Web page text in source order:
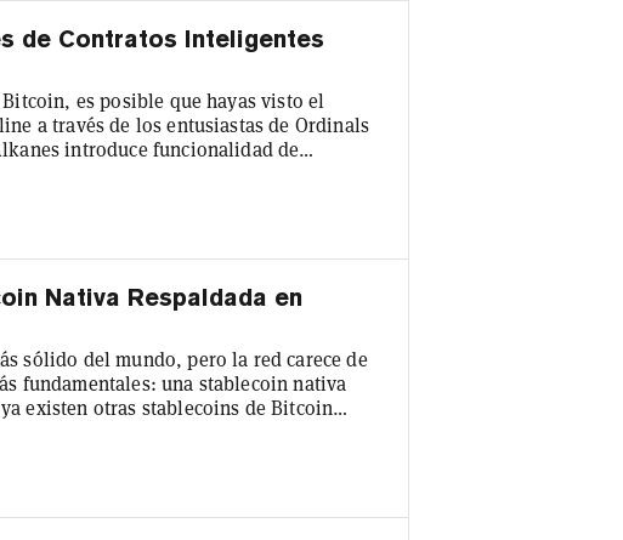
de Contratos Inteligentes
es posible que hayas visto el
a través de los entusiastas de Ordinals
introduce funcionalidad de
desarrolladores construir aplicaciones
expandiendo la funcionalidad de la
Nativa Respaldada en
sólido del mundo, pero la red carece de
fundamentales: una stablecoin nativa
existen otras stablecoins de Bitcoin
que tiene como objetivo llevar un
directamente a la capa